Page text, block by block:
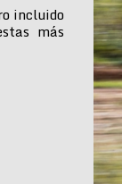
incluido
más